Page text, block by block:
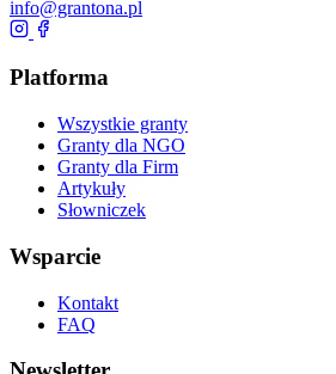
info@grantona.pl
Platforma
Wszystkie granty
Granty dla NGO
Granty dla Firm
Artykuły
Słowniczek
Wsparcie
Kontakt
FAQ